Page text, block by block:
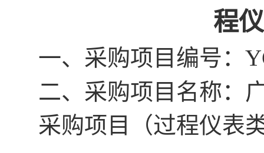
程
一、 采购项目编号：
二、 采购项目名称：
采购项目（过程仪表